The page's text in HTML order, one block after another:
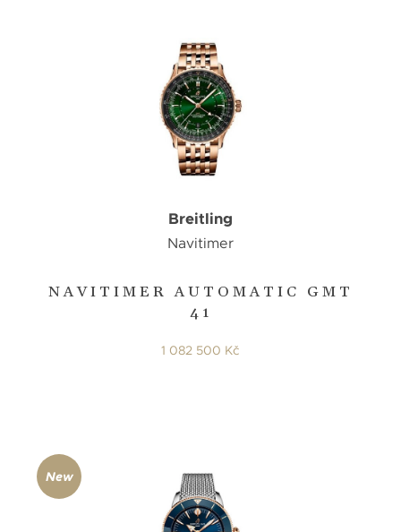
NAVITIMER AUTOMATIC GMT
41
Breitling
Navitimer
1 082 500 Kč
New